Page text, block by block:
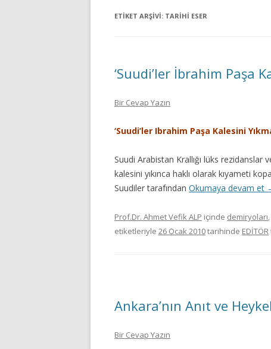
ETIKET ARŞIVI: TARIHI ESER
‘Suudi’ler İbrahim Paşa
Bir Cevap Yazın
‘Suudi’ler Ibrahim Paşa Kalesini
Suudi Arabistan Krallığı lüks rezidanslar
kalesini yıkınca haklı olarak kıyameti
Suudiler tarafından Okumaya devam et
Prof.Dr. Ahmet Vefik ALP içinde demiryoları,
etiketleriyle 26 Ocak 2010tarihinde EDİTÖR
Ankara’nın Anıt ve
Bir Cevap Yazın